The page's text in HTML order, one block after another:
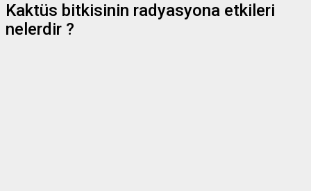
Kaktüs bitkisinin radyasyona etkileri
nelerdir ?